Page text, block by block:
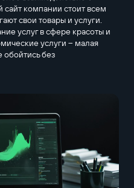
компании стоит всем
свои товары и услуги.
услуг в сфере красоты и
услуги – малая
обойтись без